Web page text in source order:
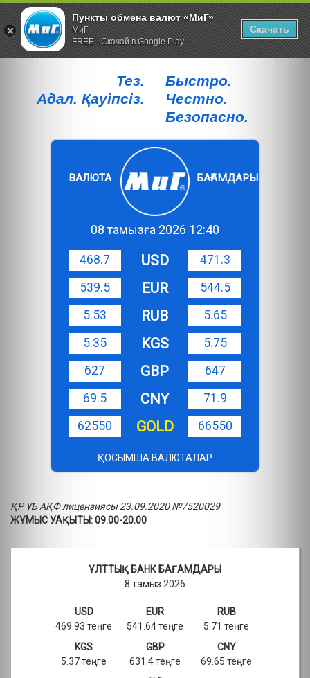
Тез.
Адал. Қауiпсiз.
Быстро.
Честно.
Безопасно.
ВАЛЮТА БАҒАМДАРЫ
08 тамызға 2026 12:40
468.7 USD
471.3
539.5
EUR
544.5
5.53
RUB
5.65
5.35
KGS
5.75
627
GBP
647
69.5
CNY
71.9
62550
GOLD 66550
ҚОСЫМША ВАЛЮТАЛАР
ҚР ҰБ АҚФ лицензиясы 23.09.2020 №7520029
ЖҰМЫС УАҚЫТЫ: 09.00-20.00
ҰЛТТЫҚ БАНК БАҒАМДАРЫ
8 тамыз 2026
USD
469.93 теңге
EUR
541.64 теңге
RUB
5.71 теңге
KGS
5.37 теңге
GBP
631.4 теңге
CNY
69.65 теңге
Пункты обмена валют «МиГ»
МиГ
FREE - Скачай в Google Play
Скачать